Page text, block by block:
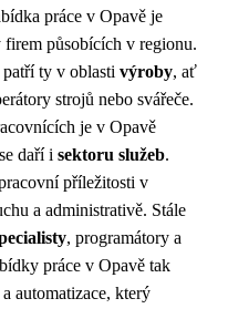
práce v Opavě je
firem působících v regionu.
ty v oblasti výroby, ať
strojů nebo svářeče.
je v Opavě
daří i sektoru služeb.
příležitosti v
a administrativě. Stále
, programátory a
práce v Opavě tak
automatizace, který